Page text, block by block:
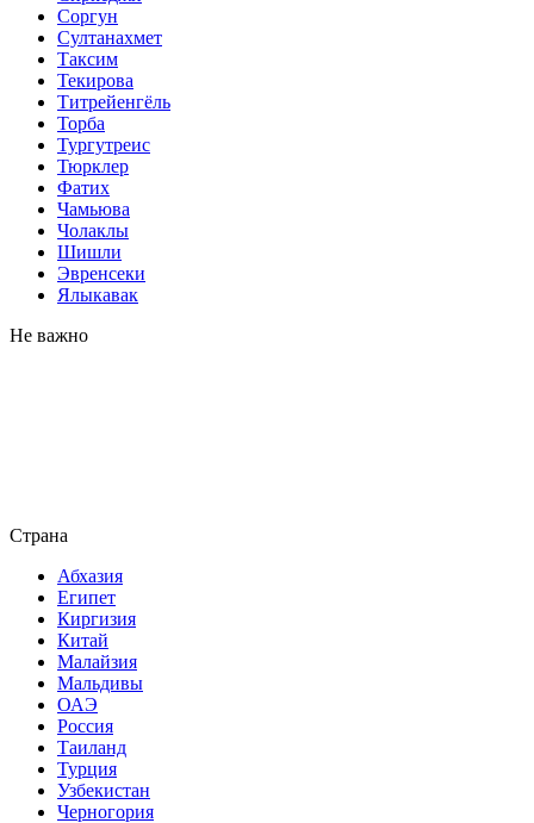
Соргун
Султанахмет
Таксим
Текирова
Титрейенгёль
Торба
Тургутреис
Тюрклер
Фатих
Чамьюва
Чолаклы
Шишли
Эвренсеки
Ялыкавак
Не важно
Страна
Абхазия
Египет
Киргизия
Китай
Малайзия
Мальдивы
ОАЭ
Россия
Таиланд
Турция
Узбекистан
Черногория